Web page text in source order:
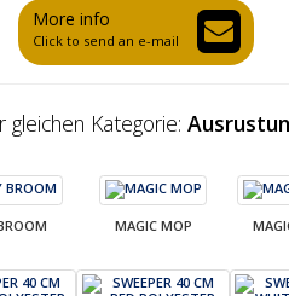
More info
Click to send an e-mail
Kategorie:
MAGIC MOP